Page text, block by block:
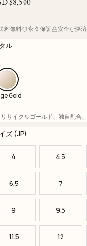
$8,500
料無料 永久保証 安全な決済
ル
Gold
リサイクルゴールド、 独自配合、
ズ (JP)
4 4.5
6.5 7
9 9.5
11.5 12